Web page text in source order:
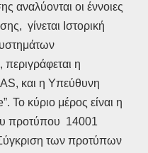
αναλύονται οι έννοιες
γίνεται Ιστορική
περιγράφεται η
και η Υπεύθυνη
Το κύριο μέρος είναι η
προτύπου 14001
των προτύπων